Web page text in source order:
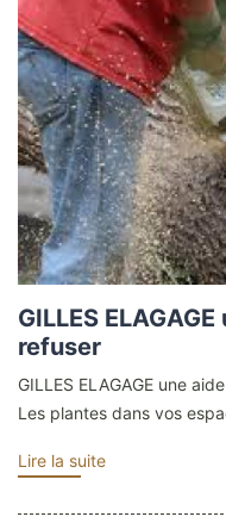
GILLES
refuser
GILLES ELAGAGE une
Les plantes dans vos
Lire la suite